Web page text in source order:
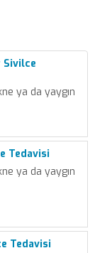
Sivilce
ya da yaygın
Tedavisi
ya da yaygın
Tedavisi